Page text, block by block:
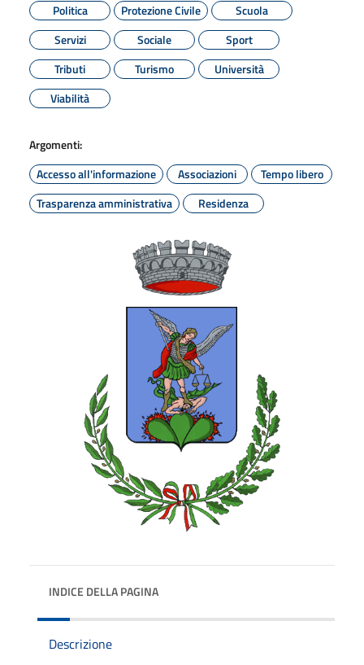
Politica
Protezione Civile
Scuola
Servizi
Sociale
Sport
Tributi
Turismo
Università
Viabilità
Argomenti:
Accesso all'informazione
Associazioni
Tempo libero
Trasparenza amministrativa
Residenza
INDICE DELLA PAGINA
Descrizione